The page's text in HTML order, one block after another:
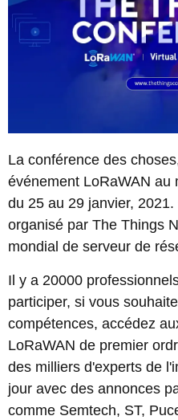
La conférence des
événement LoRaWAN au
du 25 au 29 janvier,
organisé par The Things
mondial de serveur de
Il y a 20000
participer, si vous
compétences, accédez
LoRaWAN de premier
des milliers d'experts de
jour avec des annonces
comme Semtech, ST,